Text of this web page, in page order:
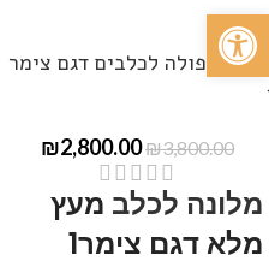
כפולה לכלבים דגם צימר
₪3,800.00
₪2,800.00
מלונה לכלב מעץ
מלא דגם צימר1
פתח סרגל נגישות